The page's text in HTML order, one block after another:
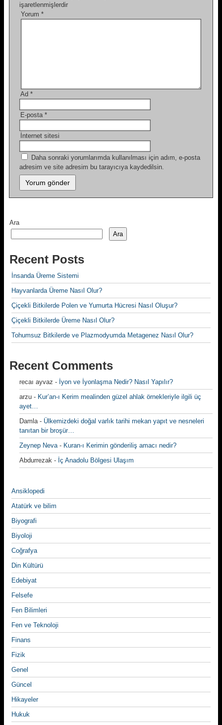
işaretlenmişlerdir
Yorum *
Ad *
E-posta *
İnternet sitesi
Daha sonraki yorumlarımda kullanılması için adım, e-posta
adresim ve site adresim bu tarayıcıya kaydedilsin.
Ara
Ara
Recent Posts
İnsanda Üreme Sistemi
Hayvanlarda Üreme Nasıl Olur?
Çiçekli Bitkilerde Polen ve Yumurta Hücresi Nasıl Oluşur?
Çiçekli Bitkilerde Üreme Nasıl Olur?
Tohumsuz Bitkilerde ve Plazmodyumda Metagenez Nasıl Olur?
Recent Comments
recaı ayvaz - İyon ve İyonlaşma Nedir? Nasıl Yapılır?
arzu - Kur’an-ı Kerim mealinden güzel ahlak örnekleriyle ilgili üç
ayet…
Damla- Ülkemizdeki doğal varlık tarihi mekan yapıt ve nesneleri
tanıtan bir broşür…
Zeynep Neva- Kuran-ı Kerimin gönderiliş amacı nedir?
Abdurrezak - İç Anadolu Bölgesi Ulaşım
Ansiklopedi
Atatürk ve bilim
Biyografi
Biyoloji
Coğrafya
Din Kültürü
Edebiyat
Felsefe
Fen Bilimleri
Fen ve Teknoloji
Finans
Fizik
Genel
Güncel
Hikayeler
Hukuk